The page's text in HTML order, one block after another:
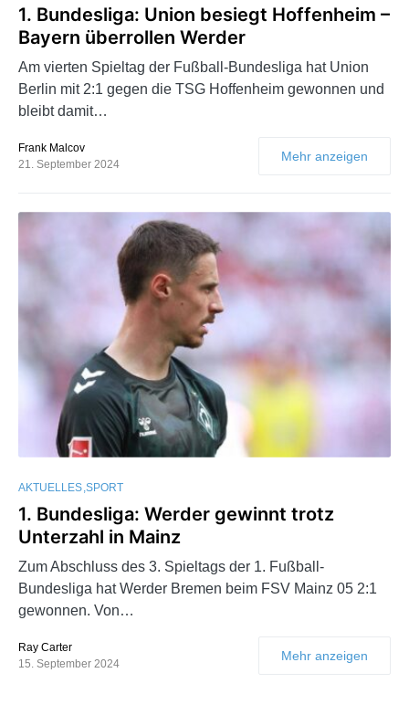
1. Bundesliga: Union besiegt Hoffenheim –
Bayern überrollen Werder
Am vierten Spieltag der Fußball-Bundesliga hat Union
Berlin mit 2:1 gegen die TSG Hoffenheim gewonnen und
bleibt damit…
Frank Malcov
21. September 2024
Mehr anzeigen
AKTUELLES SPORT
1. Bundesliga: Werder gewinnt trotz
Unterzahl in Mainz
Zum Abschluss des 3. Spieltags der 1. Fußball-
Bundesliga hat Werder Bremen beim FSV Mainz 05 2:1
gewonnen. Von…
Ray Carter
15. September 2024
Mehr anzeigen